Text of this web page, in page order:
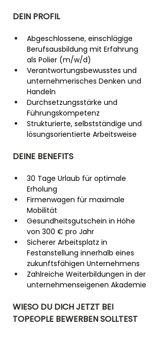
DEIN PROFIL
Abgeschlossene, einschlägige
Berufsausbildung mit Erfahrung
als Polier (m/w/d)
Verantwortungsbewusstes und
unternehmerisches Denken und
Handeln
Durchsetzungsstärke und
Führungskompetenz
Strukturierte, selbstständige und
lösungsorientierte Arbeitsweise
DEINE BENEFITS
30 Tage Urlaub für optimale
Erholung
Firmenwagen für maximale
Mobilität
Gesundheitsgutschein in Höhe
von 300 € pro Jahr
Sicherer Arbeitsplatz in
Festanstellung innerhalb eines
zukunftsfähigen Unternehmens
Zahlreiche Weiterbildungen in der
unternehmenseigenen Akademie
WIESO DU DICH JETZT BEI
TOPEOPLE BEWERBEN SOLLTEST